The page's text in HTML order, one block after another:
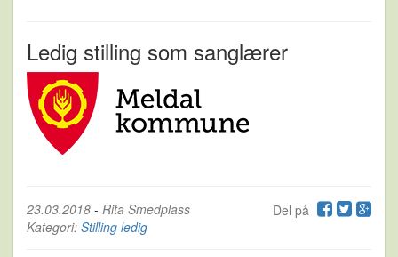
Ledig stilling som sanglærer
Del på
23.03.2018 - Rita Smedplass
Kategori: Stilling ledig